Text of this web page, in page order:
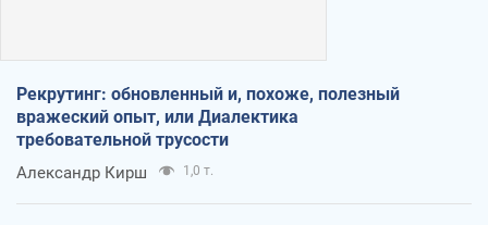
Рекрутинг: обновленный и, похоже, полезный
вражеский опыт, или Диалектика
требовательной трусости
Александр Кирш 1,0 т.